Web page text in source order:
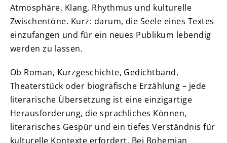
Atmosphäre, Klang, Rhythmus und kulturelle
Zwischentöne. Kurz: darum, die Seele eines Textes
einzufangen und für ein neues Publikum lebendig
werden zu lassen.
Ob Roman, Kurzgeschichte, Gedichtband,
Theaterstück oder biografische Erzählung – jede
literarische Übersetzung ist eine einzigartige
Herausforderung, die sprachliches Können,
literarisches Gespür und ein tiefes Verständnis für
kulturelle Kontexte erfordert. Bei Bohemian